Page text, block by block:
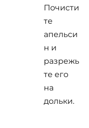
Почисти
те
апельси
н и
разрежь
те его
на
дольки.